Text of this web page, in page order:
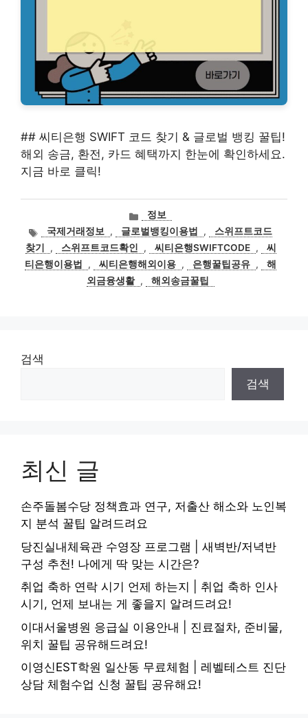
## 씨티은행 SWIFT 코드 찾기 & 글로벌 뱅킹 꿀팁!
해외 송금, 환전, 카드 혜택까지 한눈에 확인하세요.
지금 바로 클릭!
카
테
고
리
정보
태
그
국제거래정보 , 글로벌뱅킹이용법 ,
스위프트코드
찾기
, 스위프트코드확인 , 씨티은행SWIFTCODE ,
씨
티은행이용법
, 씨티은행해외이용 , 은행꿀팁공유 ,
해
외금융생활 , 해외송금꿀팁
검색
검색
최신 글
손주돌봄수당 정책효과 연구, 저출산 해소와 노인복
지 분석 꿀팁 알려드려요
당진실내체육관 수영장 프로그램 | 새벽반/저녁반
구성 추천! 나에게 딱 맞는 시간은?
취업 축하 연락 시기 언제 하는지 | 취업 축하 인사
시기, 언제 보내는 게 좋을지 알려드려요!
이대서울병원 응급실 이용안내 | 진료절차, 준비물,
위치 꿀팁 공유해드려요!
이영신EST학원 일산동 무료체험 | 레벨테스트 진단
상담 체험수업 신청 꿀팁 공유해요!